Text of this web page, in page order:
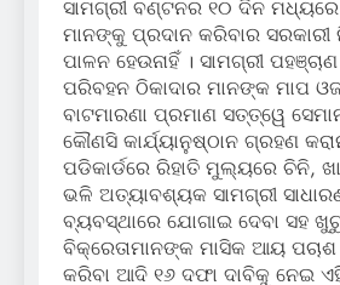
ସାମଗ୍ରୀ ବଣ୍ଟନର ୧୦ ଦିନ
ମାନଙ୍କୁ ପ୍ରଦାନ କରିବାର ସରକାରୀ
ପାଳନ ହେଉନାହିଁ । ସାମଗ୍ରୀ
ପରିବହନ ଠିକାଦାର ମାନଙ୍କ ମାପ
ବାଟମାରଣା ପ୍ରମାଣ ସତ୍ତ୍ୱେ
କୌଣସି କାର୍ଯ୍ୟାନୁଷ୍ଠାନ ଗ୍ରହଣ
ପଡିକାର୍ଡରେ ରିହାତି ମୁଲ୍ୟରେ ଚିନି,
ଭଳି ଅତ୍ୟାବଶ୍ୟକ ସାମଗ୍ରୀ
ବ୍ୟବସ୍ଥାରେ ଯୋଗାଇ ଦେବା ସହ
ବିକ୍ରେତାମାନଙ୍କ ମାସିକ ଆୟ
କରିବା ଆଦି ୧୬ ଦଫା ଦାବିକୁ ନେଇ